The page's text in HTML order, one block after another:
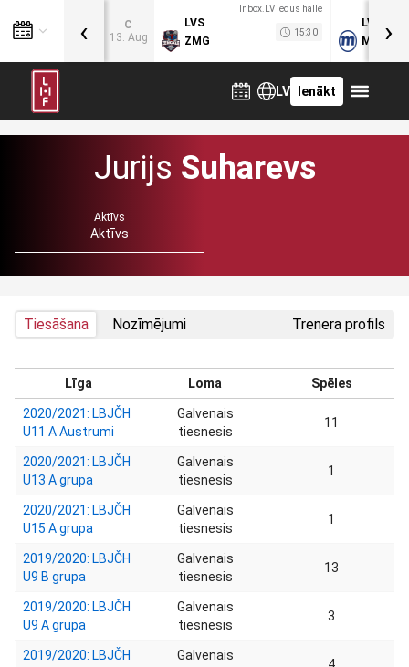
C
13. Aug
Inbox.LV ledus halle
LVS
ZMG
15:30
LVB
MOG
‹ ›
LV Ienākt
Jurijs Suharevs
Aktīvs
Aktīvs
Tiesāšana Nozīmējumi Trenera profils
Līga Loma Spēles
2020/2021: LBJČH
U11 A Austrumi
Galvenais
tiesnesis
11
2020/2021: LBJČH
U13 A grupa
Galvenais
tiesnesis
1
2020/2021: LBJČH
U15 A grupa
Galvenais
tiesnesis
1
2019/2020: LBJČH
U9 B grupa
Galvenais
tiesnesis
13
2019/2020: LBJČH
U9 A grupa
Galvenais
tiesnesis
3
2019/2020: LBJČH
Galvenais